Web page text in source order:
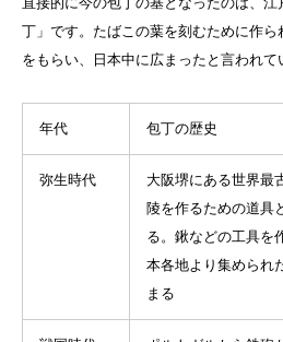
丁」です。たばこの葉を刻むために作ら
をもらい、日本中に広まったと言われて
年代 包丁の歴史
弥生時代
大阪堺にある世界最
陵を作るための道具
る。鍬などの工具を
本各地より集められ
まる